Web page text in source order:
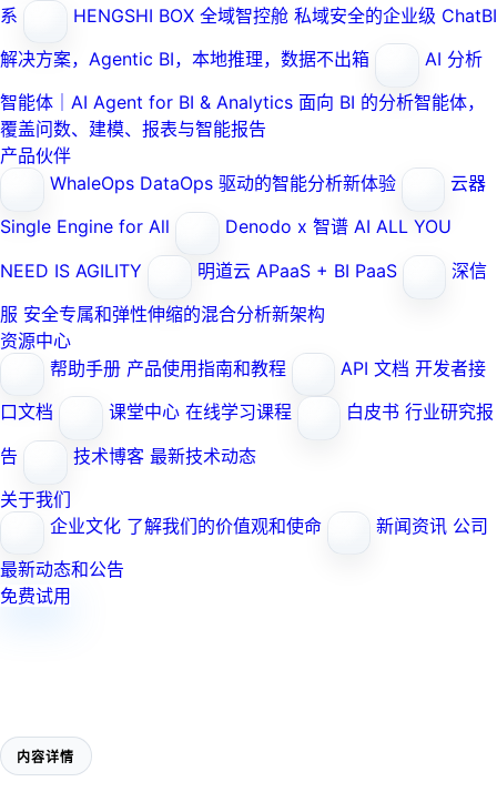
系
HENGSHI BOX 全域智控舱 私域安全的企业级 ChatBI
解决方案，Agentic BI，本地推理，数据不出箱
AI 分析
智能体｜AI Agent for BI & Analytics 面向 BI 的分析智能体，
覆盖问数、建模、报表与智能报告
产品伙伴
WhaleOps DataOps 驱动的智能分析新体验
云器
Single Engine for All
Denodo x 智谱 AI ALL YOU
NEED IS AGILITY
明道云 APaaS + BI PaaS
深信
服 安全专属和弹性伸缩的混合分析新架构
资源中心
帮助手册 产品使用指南和教程 API 文档 开发者接
口文档
课堂中心 在线学习课程 白皮书 行业研究报
告
技术博客 最新技术动态
关于我们
企业文化 了解我们的价值观和使命 新闻资讯 公司
最新动态和公告
免费试用
内容详情